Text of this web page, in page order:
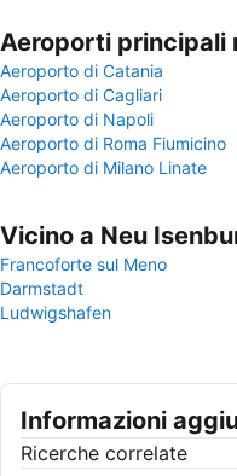
Aeroporti principali
Aeroporto di Catania
Aeroporto di Cagliari
Aeroporto di Napoli
Aeroporto di Roma Fiumicino
Aeroporto di Milano Linate
Vicino a Neu
Francoforte sul Meno
Darmstadt
Ludwigshafen
Informazioni
Ricerche correlate